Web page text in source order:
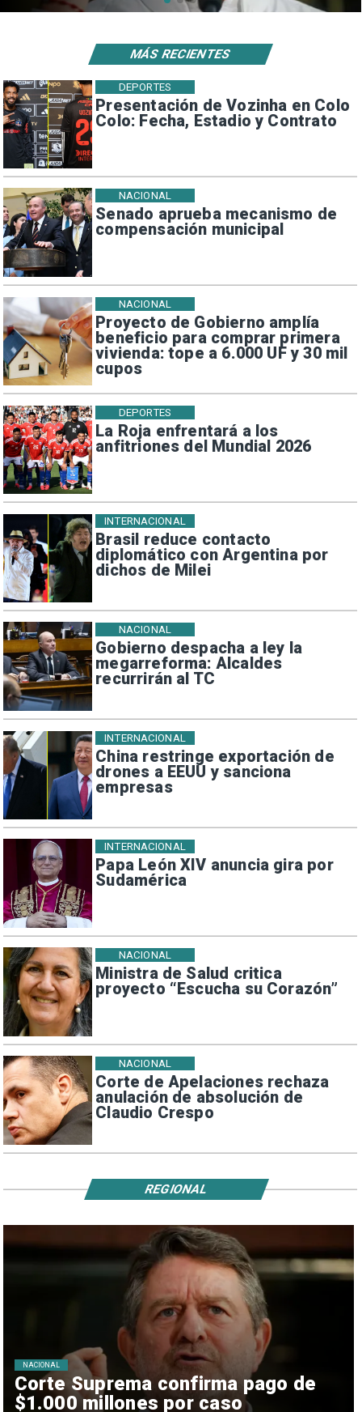
Presentación de Vozinha en Colo
Colo: Fecha, Estadio y Contrato
DEPORTES
Senado aprueba mecanismo de
compensación municipal
NACIONAL
Proyecto de Gobierno amplía
beneficio para comprar primera
vivienda: tope a 6.000 UF y 30 mil
cupos
NACIONAL
La Roja enfrentará a los
anfitriones del Mundial 2026
DEPORTES
Brasil reduce contacto
diplomático con Argentina por
dichos de Milei
INTERNACIONAL
Gobierno despacha a ley la
megarreforma: Alcaldes
recurrirán al TC
NACIONAL
China restringe exportación de
drones a EEUU y sanciona
empresas
INTERNACIONAL
Papa León XIV anuncia gira por
Sudamérica
INTERNACIONAL
Ministra de Salud critica
proyecto “Escucha su Corazón”
NACIONAL
Corte de Apelaciones rechaza
anulación de absolución de
Claudio Crespo
NACIONAL
MÁS RECIENTES
Corte Suprema confirma pago de
$1.000 millones por caso
NACIONAL
REGIONAL